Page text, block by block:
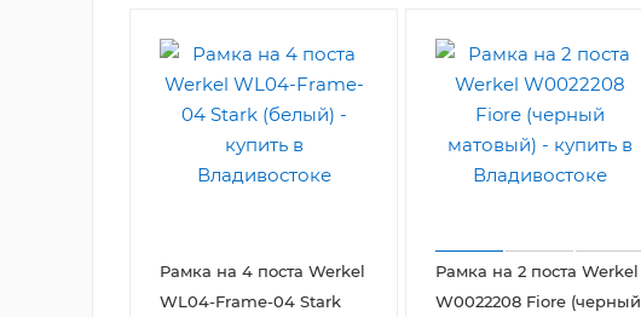
Рамка на 4 поста Werkel
WL04-Frame-04 Stark
Рамка на 2 поста Werkel
W0022208 Fiore (черный